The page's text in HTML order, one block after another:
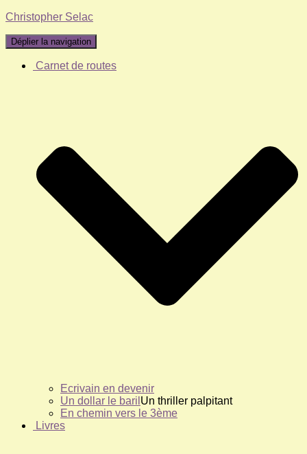
Christopher Selac
Déplier la navigation
Carnet de routes
Ecrivain en devenir
Un dollar le baril Un thriller palpitant
En chemin vers le 3ème
Livres